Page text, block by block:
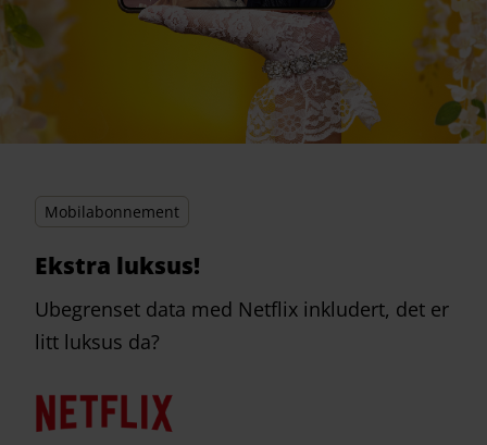
Mobilabonnement
Ekstra luksus!
Ubegrenset data med Netflix inkludert, det er
litt luksus da?